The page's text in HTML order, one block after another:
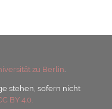
zu Berlin
stehen, sofern nicht
BY 4.0.